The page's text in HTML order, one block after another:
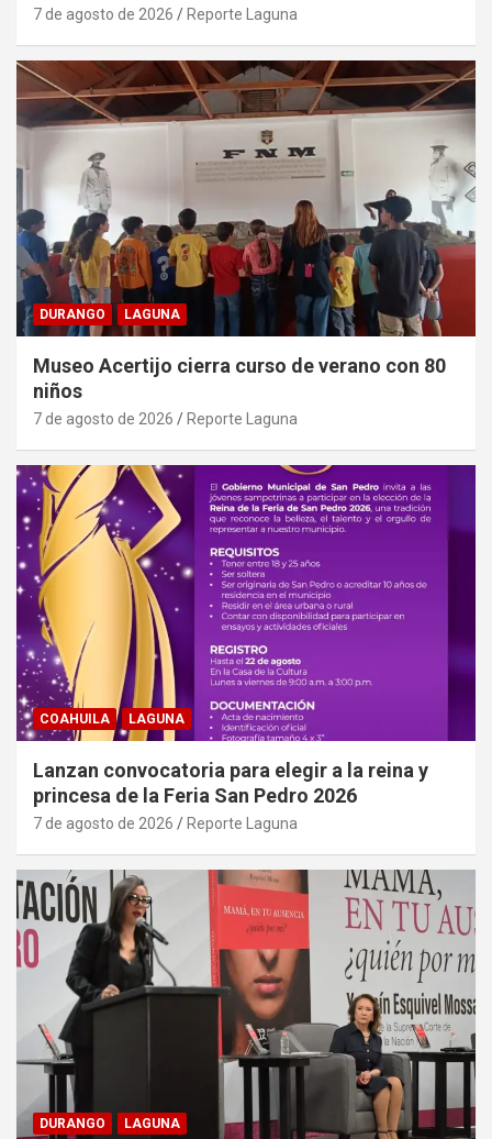
7 de agosto de 2026 Reporte Laguna
DURANGO LAGUNA
Museo Acertijo cierra curso de verano con 80
niños
7 de agosto de 2026 Reporte Laguna
COAHUILA LAGUNA
Lanzan convocatoria para elegir a la reina y
princesa de la Feria San Pedro 2026
7 de agosto de 2026 Reporte Laguna
DURANGO LAGUNA